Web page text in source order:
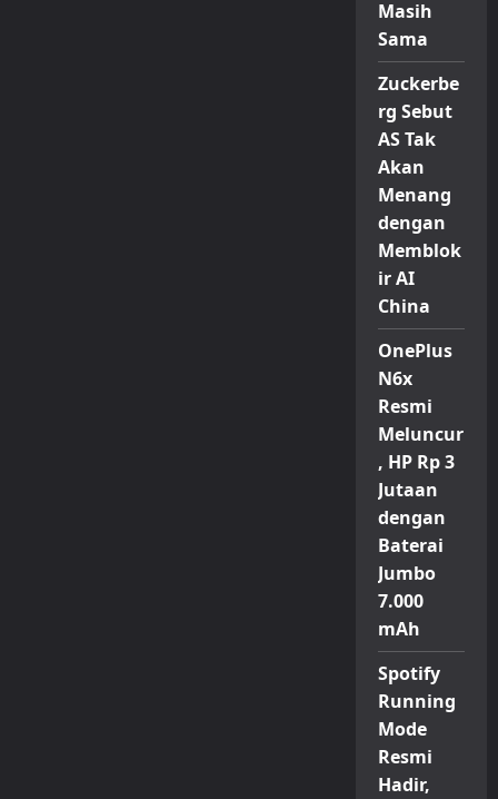
Masih
Sama
Zuckerbe
rg Sebut
AS Tak
Akan
Menang
dengan
Memblok
ir AI
China
OnePlus
N6x
Resmi
Meluncur
, HP Rp 3
Jutaan
dengan
Baterai
Jumbo
7.000
mAh
Spotify
Running
Mode
Resmi
Hadir,